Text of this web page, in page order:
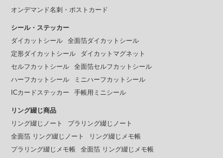
オンデマンド名刺・ポストカード
シール・ステッカー
ダイカットシール
全面箔ダイカットシール
定形ダイカットシール
ダイカットマグネット
セルフカットシール
全面箔セルフカットシール
ハーフカットシール
ミニハーフカットシール
ICカードステッカー
手帳用ミニシール
リング綴じ商品
リング綴じノート
プラリング綴じノート
全面箔 リング綴じノート
リング綴じメモ帳
プラリング綴じメモ帳
全面箔 リング綴じメモ帳